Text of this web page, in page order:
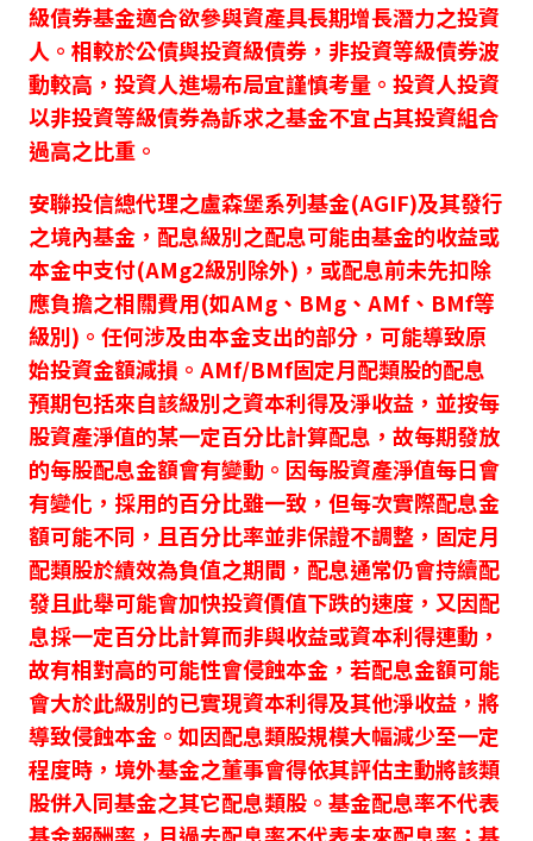
級債券基金適合欲參與資產具長期增長潛力之投資
人。相較於公債與投資級債券，非投資等級債券波
動較高，投資人進場布局宜謹慎考量。投資人投資
以非投資等級債券為訴求之基金不宜占其投資組合
過高之比重。
安聯投信總代理之盧森堡系列基金(AGIF)及其發行
之境內基金，配息級別之配息可能由基金的收益或
本金中支付(AMg2級別除外)，或配息前未先扣除
應負擔之相關費用(如AMg、BMg、AMf、BMf等
級別)。任何涉及由本金支出的部分，可能導致原
始投資金額減損。AMf/BMf固定月配類股的配息
預期包括來自該級別之資本利得及淨收益，並按每
股資產淨值的某一定百分比計算配息，故每期發放
的每股配息金額會有變動。因每股資產淨值每日會
有變化，採用的百分比雖一致，但每次實際配息金
額可能不同，且百分比率並非保證不調整，固定月
配類股於績效為負值之期間，配息通常仍會持續配
發且此舉可能會加快投資價值下跌的速度，又因配
息採一定百分比計算而非與收益或資本利得連動，
故有相對高的可能性會侵蝕本金，若配息金額可能
會大於此級別的已實現資本利得及其他淨收益，將
導致侵蝕本金。如因配息類股規模大幅減少至一定
程度時，境外基金之董事會得依其評估主動將該類
股併入同基金之其它配息類股。基金配息率不代表